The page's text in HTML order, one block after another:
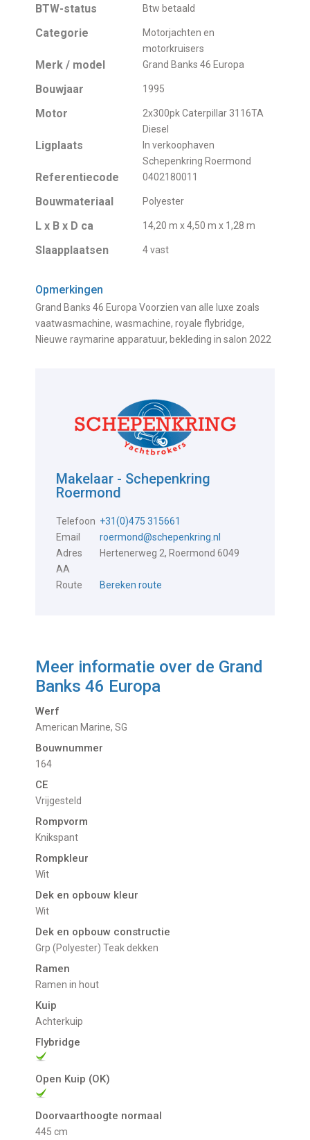
BTW-status Btw betaald
Categorie
Motorjachten en
motorkruisers
Merk / model Grand Banks 46 Europa
Bouwjaar 1995
Motor
2x300pk Caterpillar 3116TA
Diesel
Ligplaats
In verkoophaven
Schepenkring Roermond
Referentiecode 0402180011
Bouwmateriaal Polyester
L x B x D ca 14,20 m x 4,50 m x 1,28 m
Slaapplaatsen 4 vast
Opmerkingen
Grand Banks 46 Europa Voorzien van alle luxe zoals
vaatwasmachine, wasmachine, royale flybridge,
Nieuwe raymarine apparatuur, bekleding in salon 2022
Makelaar - Schepenkring
Roermond
Telefoon +31(0)475 315661
Email
roermond@schepenkring.nl
Adres
Hertenerweg 2, Roermond 6049
AA
Route
Bereken route
Meer informatie over de Grand
Banks 46 Europa
Werf
American Marine, SG
Bouwnummer
164
CE
Vrijgesteld
Rompvorm
Knikspant
Rompkleur
Wit
Dek en opbouw kleur
Wit
Dek en opbouw constructie
Grp (Polyester) Teak dekken
Ramen
Ramen in hout
Kuip
Achterkuip
Flybridge
Open Kuip (OK)
Doorvaarthoogte normaal
445 cm